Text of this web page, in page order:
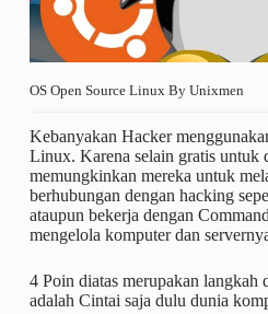
OS Open Source Linux By Unixmen
Kebanyakan Hacker
Linux. Karena selain gratis untuk
memungkinkan mereka untuk
berhubungan dengan hacking
ataupun bekerja dengan
mengelola komputer dan
4 Poin diatas merupakan langkah
adalah Cintai saja dulu dunia